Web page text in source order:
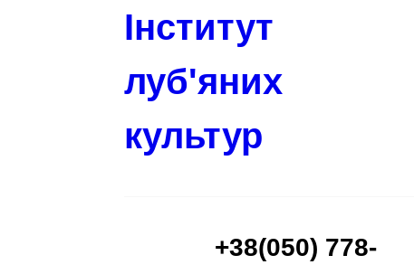
Інститут
луб'яних
культур
+38(050) 778-